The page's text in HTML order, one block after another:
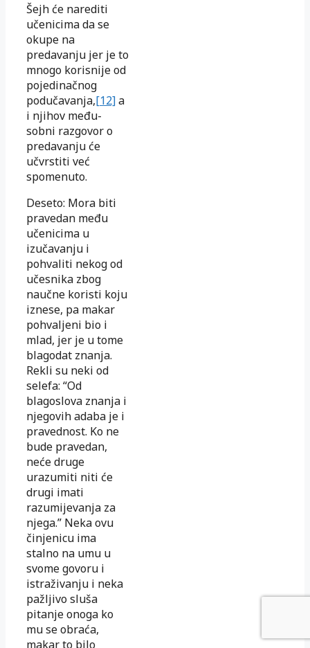
Šejh će narediti
učenicima da se
okupe na
predavanju jer je to
mnogo korisnije od
pojedinačnog
podučavanja,[12]a
i njihov među-
sobni razgovor o
predavanju će
učvrstiti već
spomenuto.
Deseto: Mora biti
pravedan među
učenicima u
izučavanju i
pohvaliti nekog od
učesnika zbog
naučne koristi koju
iznese, pa makar
pohvaljeni bio i
mlad, jer je u tome
blagodat znanja.
Rekli su neki od
selefa: “Od
blagoslova znanja i
njegovih adaba je i
pravednost. Ko ne
bude pravedan,
neće druge
urazumiti niti će
drugi imati
razumijevanja za
njega.” Neka ovu
činjenicu ima
stalno na umu u
svome govoru i
istraživanju i neka
pažljivo sluša
pitanje onoga ko
mu se obraća,
makar to bilo